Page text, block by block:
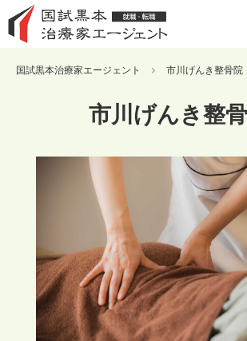
国試黒本治療家エージェント 市川げんき整骨院
市川げんき整